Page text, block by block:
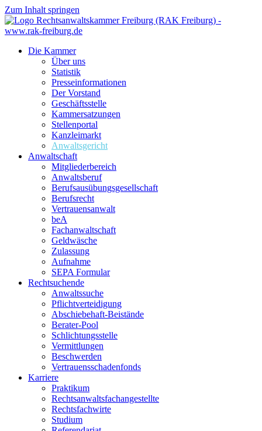
Zum Inhalt springen
Die Kammer
Über uns
Statistik
Presseinformationen
Der Vorstand
Geschäftsstelle
Kammersatzungen
Stellenportal
Kanzleimarkt
Anwaltsgericht
Anwaltschaft
Mitgliederbereich
Anwaltsberuf
Berufsausübungs­gesellschaft
Berufsrecht
Vertrauensanwalt
beA
Fachanwaltschaft
Geldwäsche
Zulassung
Aufnahme
SEPA Formular
Rechtsuchende
Anwaltssuche
Pflichtverteidigung
Abschiebehaft-Beistände
Berater-Pool
Schlichtungsstelle
Vermittlungen
Beschwerden
Vertrauensschadenfonds
Karriere
Praktikum
Rechtsanwalts­fachangestellte
Rechtsfachwirte
Studium